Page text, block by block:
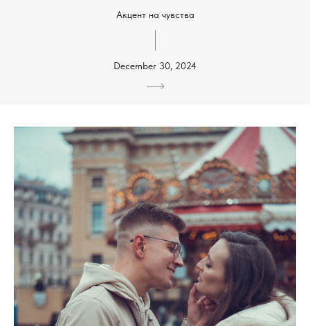
Акцент на чувства
December 30, 2024